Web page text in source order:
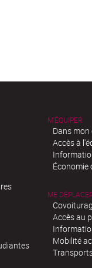
M'ÉQUIPER
Dans
Accès à
Économie
ME
Accès au
Mobilité